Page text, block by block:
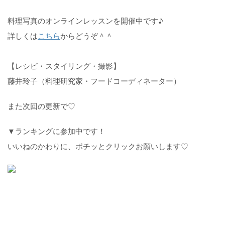
料理写真のオンラインレッスンを開催中です♪
詳しくはこちらからどうぞ＾＾
【レシピ・スタイリング・撮影】
藤井玲子（料理研究家・フードコーディネーター）
また次回の更新で♡
▼ランキングに参加中です！
いいねのかわりに、ポチッとクリックお願いします♡